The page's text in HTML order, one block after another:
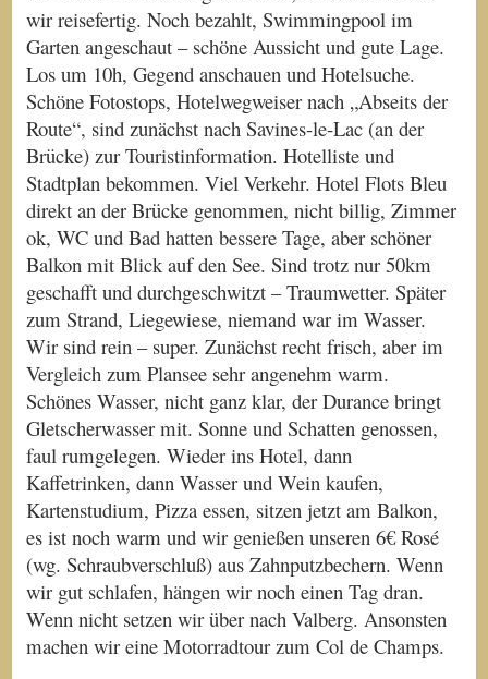
wir reisefertig. Noch bezahlt, Swimmingpool im
Garten angeschaut – schöne Aussicht und gute Lage.
Los um 10h, Gegend anschauen und Hotelsuche.
Schöne Fotostops, Hotelwegweiser nach „Abseits der
Route“, sind zunächst nach Savines-le-Lac (an der
Brücke) zur Touristinformation. Hotelliste und
Stadtplan bekommen. Viel Verkehr. Hotel Flots Bleu
direkt an der Brücke genommen, nicht billig, Zimmer
ok, WC und Bad hatten bessere Tage, aber schöner
Balkon mit Blick auf den See. Sind trotz nur 50km
geschafft und durchgeschwitzt – Traumwetter. Später
zum Strand, Liegewiese, niemand war im Wasser.
Wir sind rein – super. Zunächst recht frisch, aber im
Vergleich zum Plansee sehr angenehm warm.
Schönes Wasser, nicht ganz klar, der Durance bringt
Gletscherwasser mit. Sonne und Schatten genossen,
faul rumgelegen. Wieder ins Hotel, dann
Kaffetrinken, dann Wasser und Wein kaufen,
Kartenstudium, Pizza essen, sitzen jetzt am Balkon,
es ist noch warm und wir genießen unseren 6€ Rosé
(wg. Schraubverschluß) aus Zahnputzbechern. Wenn
wir gut schlafen, hängen wir noch einen Tag dran.
Wenn nicht setzen wir über nach Valberg. Ansonsten
machen wir eine Motorradtour zum Col de Champs.